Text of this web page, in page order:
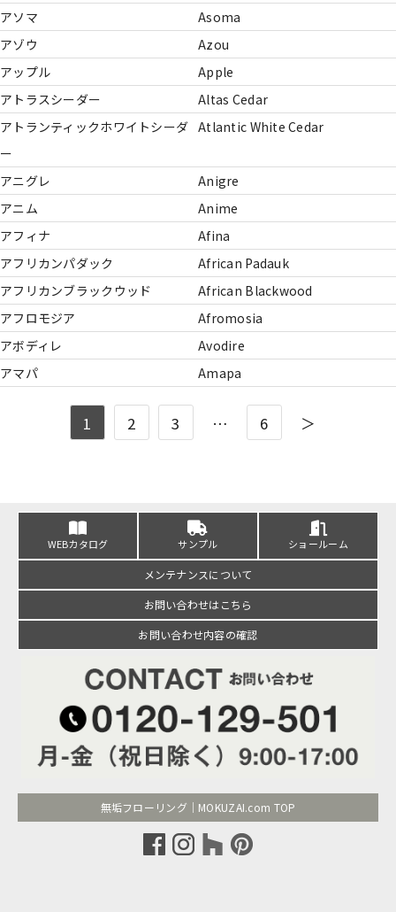
アソマ
Asoma
アゾウ
Azou
アップル
Apple
アトラスシーダー
Altas Cedar
アトランティックホワイトシーダ
ー
Atlantic White Cedar
アニグレ
Anigre
アニム
Anime
アフィナ
Afina
アフリカンパダック
African Padauk
アフリカンブラックウッド
African Blackwood
アフロモジア
Afromosia
アボディレ
Avodire
アマパ
Amapa
1 2 3 … 6 ＞
WEBカタログ サンプル ショールーム
メンテナンスについて
お問い合わせはこちら
お問い合わせ内容の確認
無垢フローリング｜MOKUZAI.com TOP